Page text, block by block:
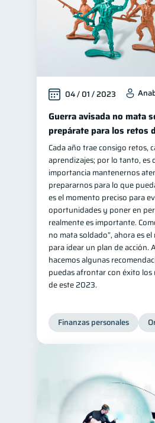
Cuenta Abandonada 2
Inversiones 2
Cuenta Inactiva
Información financiera 1
Retiro 1 Doble
Gasto responsable
información financiera 1
04 / 01 / 2023
Guerra avisada no mata
prepárate para los retos
Cada año trae consigo retos,
aprendizajes; por lo tanto, es
importancia mantenernos
prepararnos para lo que
es el momento preciso para
oportunidades y poner en
realmente es importante.
no mata soldado”, ahora es
para idear un plan de acción.
hacemos algunas
puedas afrontar con éxito los
de este 2023.
Finanzas personales